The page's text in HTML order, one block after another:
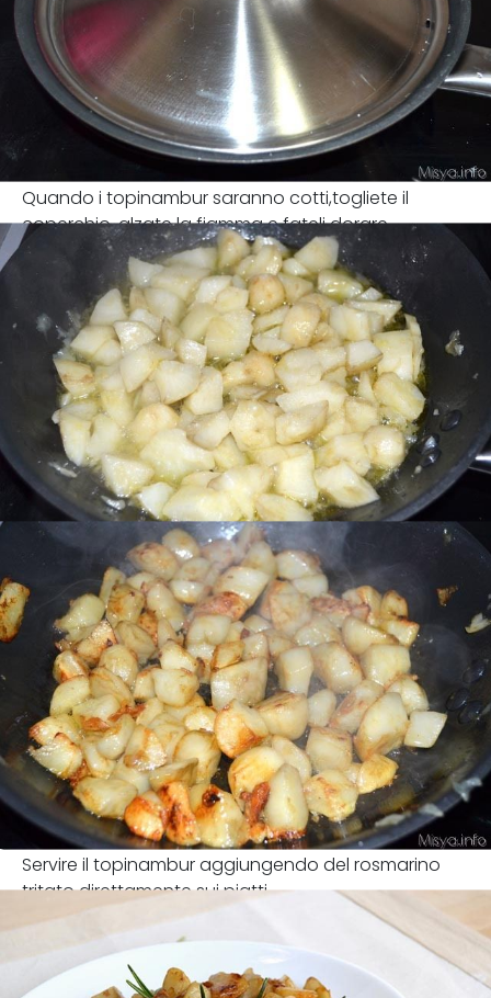
Quando i topinambur saranno cotti,togliete il
coperchio, alzate la fiamma e fateli dorare.
Servire il topinambur aggiungendo del rosmarino
tritato direttamente sui piatti.